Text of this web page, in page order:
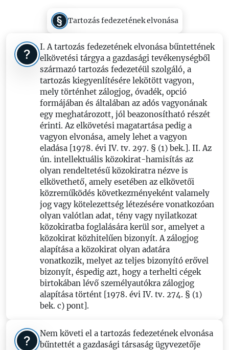
Tartozás fedezetének elvonása
I. A tartozás fedezetének elvonása bűntettének
elkövetési tárgya a gazdasági tevékenységből
származó tartozás fedezetéül szolgáló, a
tartozás kiegyenlítésére lekötött vagyon,
mely történhet zálogjog, óvadék, opció
formájában és általában az adós vagyonának
egy meghatározott, jól beazonosítható részét
érinti. Az elkövetési magatartása pedig a
vagyon elvonása, amely lehet a vagyon
eladása [1978. évi IV. tv. 297. § (1) bek.]. II. Az
ún. intellektuális közokirat-hamisítás az
olyan rendeltetésű közokiratra nézve is
elkövethető, amely esetében az elkövetői
közreműködés következményeként valamely
jog vagy kötelezettség létezésére vonatkozóan
olyan valótlan adat, tény vagy nyilatkozat
közokiratba foglalására kerül sor, amelyet a
közokirat közhitelűen bizonyít. A zálogjog
alapítása a közokirat olyan adatára
vonatkozik, melyet az teljes bizonyító erővel
bizonyít, éspedig azt, hogy a terhelti cégek
birtokában lévő személyautókra zálogjog
alapítása történt [1978. évi IV. tv. 274. § (1)
bek. c) pont].
Nem követi el a tartozás fedezetének elvonása
bűntettét a gazdasági társaság ügyvezetője